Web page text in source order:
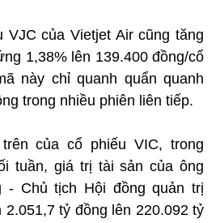
của Vietjet Air cũng tăng
1,38% lên 139.400 đồng/cổ
này chỉ quanh quẩn quanh
trong nhiều phiên liên tiếp.
của cổ phiếu VIC, trong
tuần, giá trị tài sản của ông
- Chủ tịch Hội đồng quản trị
2.051,7 tỷ đồng lên 220.092 tỷ